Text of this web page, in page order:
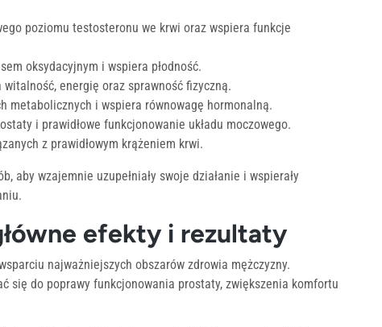
poziomu testosteronu we krwi oraz wspiera funkcje
oksydacyjnym i wspiera płodność.
energię oraz sprawność fizyczną.
metabolicznych i wspiera równowagę hormonalną.
i prawidłowe funkcjonowanie układu moczowego.
z prawidłowym krążeniem krwi.
aby wzajemnie uzupełniały swoje działanie i wspierały
efekty i rezultaty
najważniejszych obszarów zdrowia mężczyzny.
się do poprawy funkcjonowania prostaty, zwiększenia komfortu